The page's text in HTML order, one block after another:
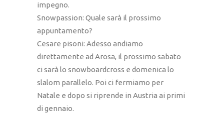
impegno.
Snowpassion: Quale sarà il prossimo
appuntamento?
Cesare pisoni: Adesso andiamo
direttamente ad Arosa, il prossimo sabato
ci sarà lo snowboardcross e domenica lo
slalom parallelo. Poi ci fermiamo per
Natale e dopo si riprende in Austria ai primi
di gennaio.